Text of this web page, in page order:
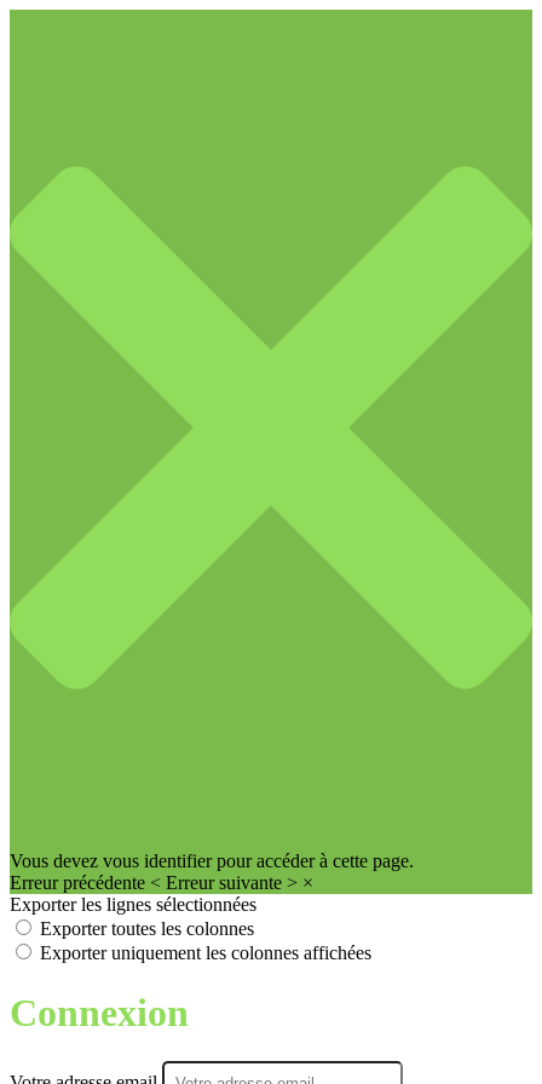
Vous devez vous identifier pour accéder à cette page.
Erreur précédente < Erreur suivante > ×
Exporter les lignes sélectionnées
Exporter toutes les colonnes
Exporter uniquement les colonnes affichées
Connexion